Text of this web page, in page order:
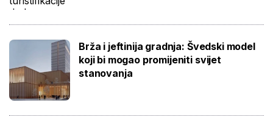
Brža i jeftinija gradnja: Švedski model
koji bi mogao promijeniti svijet
stanovanja